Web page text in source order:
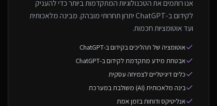
אנו רותמים את הטכנולוגיות המתקדמות ביותר כדי להעניק
לקידום ב-ChatGPT יתרון תחרותי מובהק. מבינה מלאכותית
ועד אוטומציות חכמות.
אוטומציה של תהליכים בקידום ב-ChatGPT
אבטחת מידע מתקדמת לקידום ב-ChatGPT
כלים דיגיטליים לצמיחה עסקית
בינה מלאכותית (AI) משולבת במערכת
אנליטיקס ודוחות בזמן אמת